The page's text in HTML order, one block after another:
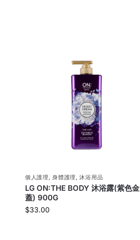
個人護理 ,身體護理 ,沐浴用品
LG ON:THE BODY 沐浴露(紫色金
蓋) 900G
$33.00